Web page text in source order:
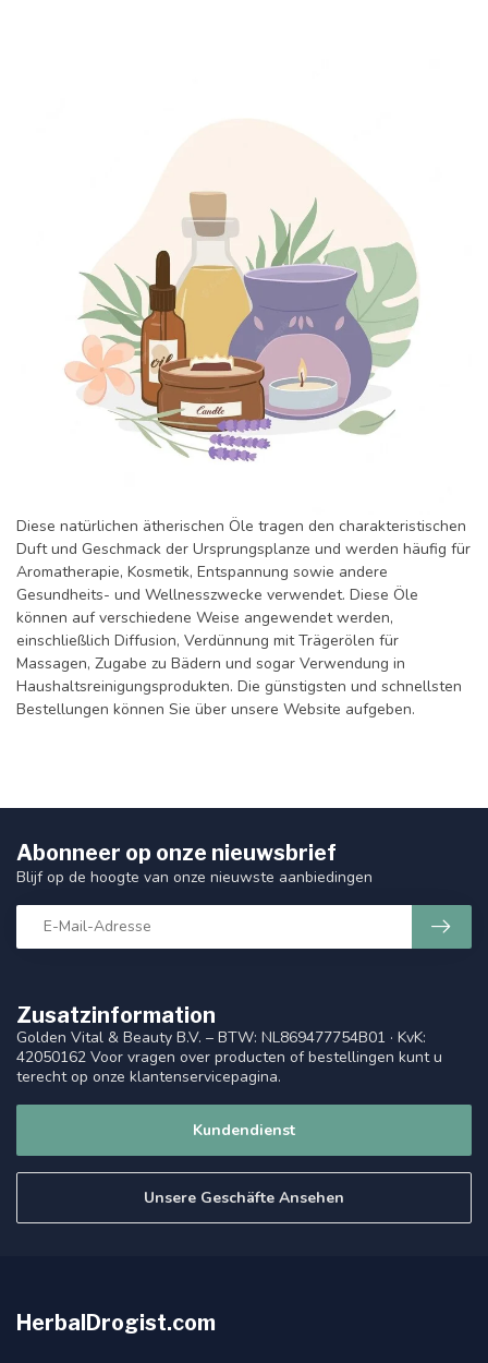
Diese natürlichen ätherischen Öle tragen den charakteristischen
Duft und Geschmack der Ursprungsplanze und werden häufig für
Aromatherapie, Kosmetik, Entspannung sowie andere
Gesundheits- und Wellnesszwecke verwendet. Diese Öle
können auf verschiedene Weise angewendet werden,
einschließlich Diffusion, Verdünnung mit Trägerölen für
Massagen, Zugabe zu Bädern und sogar Verwendung in
Haushaltsreinigungsprodukten. Die günstigsten und schnellsten
Bestellungen können Sie über unsere Website aufgeben.
Zusatzinformation
Golden Vital & Beauty B.V. – BTW: NL869477754B01 · KvK:
42050162 Voor vragen over producten of bestellingen kunt u
terecht op onze klantenservicepagina.
Kundendienst
Unsere Geschäfte Ansehen
Abonneer op onze nieuwsbrief
Blijf op de hoogte van onze nieuwste aanbiedingen
HerbalDrogist.com